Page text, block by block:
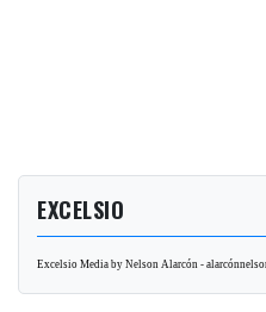
EXCELSIO
Excelsio Media by Nelson Alarcón -